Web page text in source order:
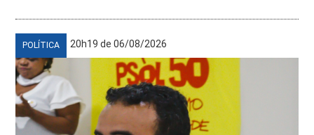
POLÍTICA 20h19 de 06/08/2026